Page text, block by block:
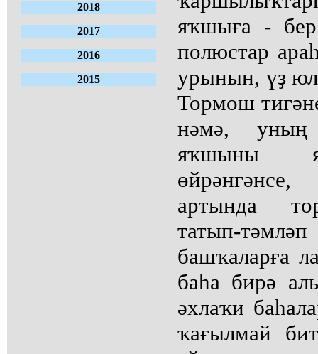
2018
2017
2016
2015
яҡшыға -
полюстар
урынын, үҙ
Тормош
нәмә, уның
яҡшыны
артында
татып-
башҡаларға
баһа бирә
әхлаҡи
ҡағылмай